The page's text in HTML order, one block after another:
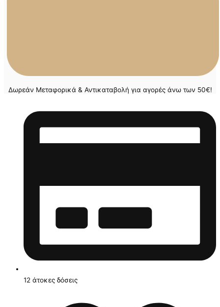
Δωρεάν Μεταφορικά & Αντικαταβολή για αγορές άνω των 50€!
12 άτοκες δόσεις